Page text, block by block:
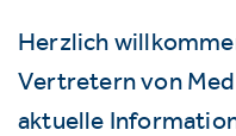
Herzlich
Vertretern von
aktuelle